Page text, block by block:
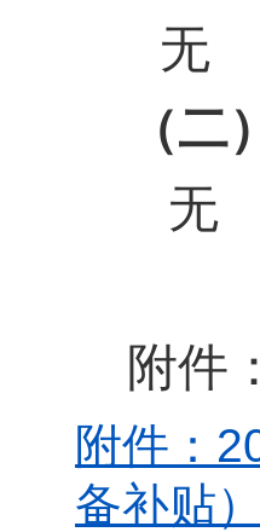
无
（二
无
附件：
附件：
备补贴